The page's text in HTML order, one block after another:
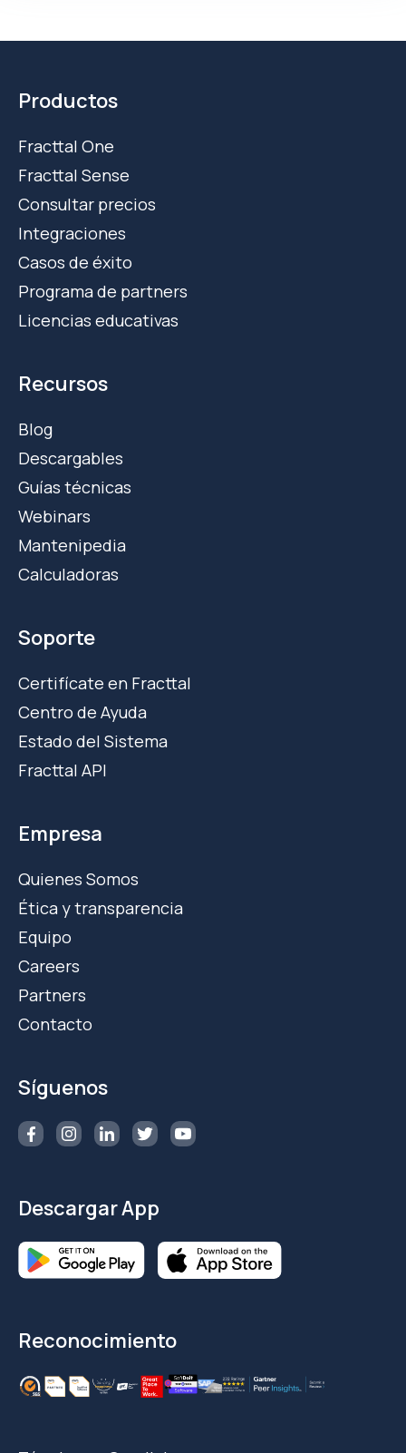
Productos
Fracttal One
Fracttal Sense
Consultar precios
Integraciones
Casos de éxito
Programa de partners
Licencias educativas
Recursos
Blog
Descargables
Guías técnicas
Webinars
Mantenipedia
Calculadoras
Soporte
Certifícate en Fracttal
Centro de Ayuda
Estado del Sistema
Fracttal API
Empresa
Quienes Somos
Ética y transparencia
Equipo
Careers
Partners
Contacto
Síguenos
Descargar App
Reconocimiento